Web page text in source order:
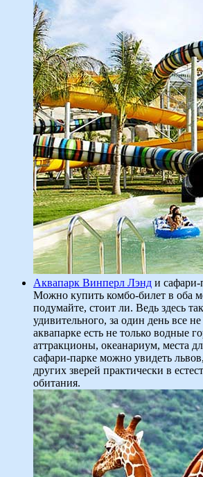
Аквапарк Винперл Лэнд и
Можно купить комбо-билет в оба
подумайте, стоит ли. Ведь здесь
удивительного, за один день все
аквапарке есть не только водные
аттракционы, океанариум, места
сафари-парке можно увидеть
других зверей практически в
обитания.